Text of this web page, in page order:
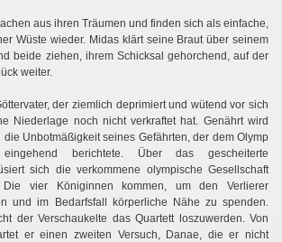
aus ihren Träumen und finden sich als einfache,
Wüste wieder. Midas klärt seine Braut über seinem
beide ziehen, ihrem Schicksal gehorchend, auf der
weiter.
der ziemlich deprimiert und wütend vor sich
Niederlage noch nicht verkraftet hat. Genährt wird
Unbotmäßigkeit seines Gefährten, der dem Olymp
berichtete. Über das gescheiterte
sich die verkommene olympische Gesellschaft
Die vier Königinnen kommen, um den Verlierer
und im Bedarfsfall körperliche Nähe zu spenden.
der Verschaukelte das Quartett loszuwerden. Von
er einen zweiten Versuch, Danae, die er nicht